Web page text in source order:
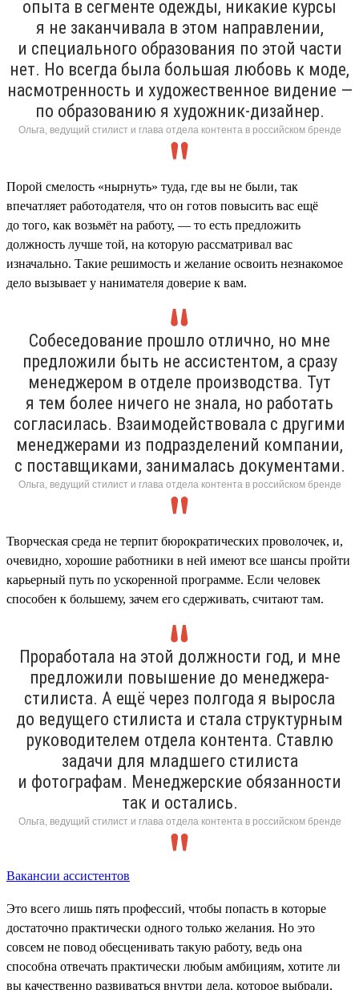
опыта в сегменте одежды, никакие курсы
я не заканчивала в этом направлении,
и специального образования по этой части
нет. Но всегда была большая любовь к моде,
насмотренность и художественное видение —
по образованию я художник-дизайнер.
Ольга, ведущий стилист и глава отдела контента в российском бренде
Порой смелость «нырнуть» туда, где вы не были, так
впечатляет работодателя, что он готов повысить вас ещё
до того, как возьмёт на работу, — то есть предложить
должность лучше той, на которую рассматривал вас
изначально. Такие решимость и желание освоить незнакомое
дело вызывает у нанимателя доверие к вам.
Собеседование прошло отлично, но мне
предложили быть не ассистентом, а сразу
менеджером в отделе производства. Тут
я тем более ничего не знала, но работать
согласилась. Взаимодействовала с другими
менеджерами из подразделений компании,
с поставщиками, занималась документами.
Ольга, ведущий стилист и глава отдела контента в российском бренде
Творческая среда не терпит бюрократических проволочек, и,
очевидно, хорошие работники в ней имеют все шансы пройти
карьерный путь по ускоренной программе. Если человек
способен к большему, зачем его сдерживать, считают там.
Проработала на этой должности год, и мне
предложили повышение до менеджера-
стилиста. А ещё через полгода я выросла
до ведущего стилиста и стала структурным
руководителем отдела контента. Ставлю
задачи для младшего стилиста
и фотографам. Менеджерские обязанности
так и остались.
Ольга, ведущий стилист и глава отдела контента в российском бренде
Вакансии ассистентов
Это всего лишь пять профессий, чтобы попасть в которые
достаточно практически одного только желания. Но это
совсем не повод обесценивать такую работу, ведь она
способна отвечать практически любым амбициям, хотите ли
вы качественно развиваться внутри дела, которое выбрали,